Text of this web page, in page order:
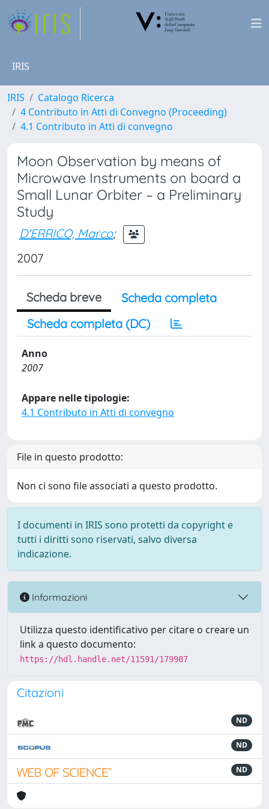
IRIS
IRIS
Catalogo Ricerca
4 Contributo in Atti di Convegno (Proceeding)
4.1 Contributo in Atti di convegno
Moon Observation by means of
Microwave Instruments on board a
Small Lunar Orbiter – a Preliminary
Study
D'ERRICO, Marco;
2007
Scheda breve
Scheda completa
Scheda completa (DC)
Anno
2007
Appare nelle tipologie:
4.1 Contributo in Atti di convegno
File in questo prodotto:
Non ci sono file associati a questo prodotto.
I documenti in IRIS sono protetti da copyright e
tutti i diritti sono riservati, salvo diversa
indicazione.
Informazioni
Utilizza questo identificativo per citare o creare un
link a questo documento:
https://hdl.handle.net/11591/179987
Citazioni
ND
ND
ND